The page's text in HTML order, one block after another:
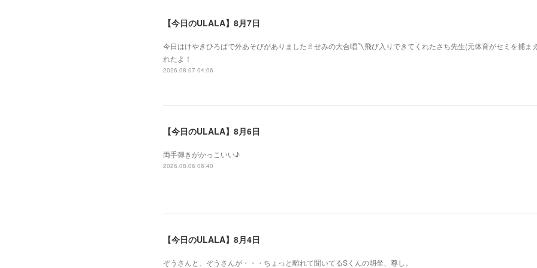
【今日のULALA】8月7日
今日はけやきひろばで外あそびがありました🚿せみの大合唱〽飛び入りできてくれたさち先生(元体育がセミを捕ま
れたよ！
2026.08.07 04:06
【今日のULALA】8月6日
両手弾きがかっこいい♪
2026.08.06 06:40
【今日のULALA】8月4日
ぞうさんと、ぞうさんが・・・ちょっと離れて聞いてるSくんの胡坐、尊し。